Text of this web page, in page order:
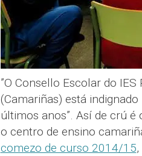
”O Consello Escolar do
(Camariñas) está
últimos anos”. Así de crú
o centro de ensino
comezo de curso 2014/15